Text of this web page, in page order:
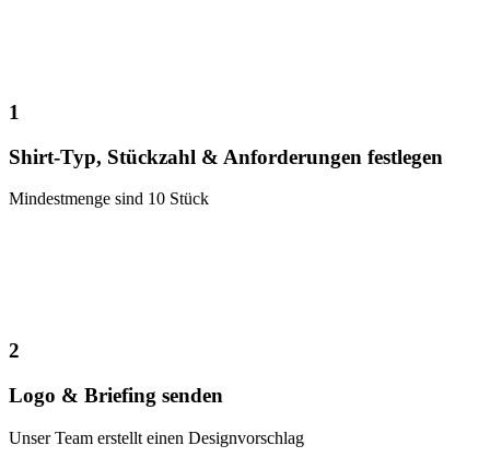
1
Shirt-Typ, Stückzahl & Anforderungen festlegen
Mindestmenge sind 10 Stück
2
Logo & Briefing senden
Unser Team erstellt einen Designvorschlag